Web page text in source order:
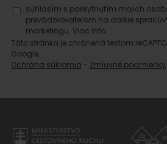
súhlasím s poskytnutím mojich
prevádzkovateľom na ďalšie
marketingu. Viac info.
Táto stránka je chránená testom
Google.
Ochrana súkromia - Zmluvné podmienky